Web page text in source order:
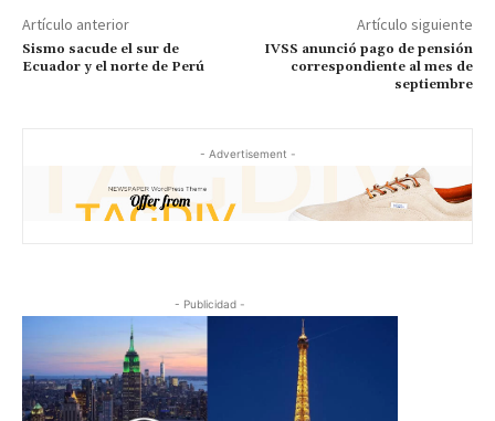
Artículo anterior
Sismo sacude el sur de
Ecuador y el norte de Perú
Artículo siguiente
IVSS anunció pago de pensión
correspondiente al mes de
septiembre
- Advertisement -
- Publicidad -